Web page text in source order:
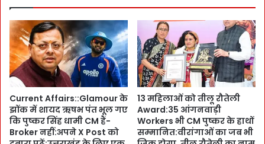
n
t
e
r
n
a
t
i
o
n
a
ज
ग
म
ग
:
ज
ल
उ
ठे
3
Current Affairs::Glamour के
झोंक में शायद ऋषभ पंत भूल गए
कि पुष्कर सिंह धामी CM हैं-
Broker नहीं:अपने X Post को
13 महिलाओं को तीलू रौतेली
Award:35 आंगनवाड़ी
Workers भी CM पुष्कर के हाथों
सम्मानित:वीरांगाओं का जब भी